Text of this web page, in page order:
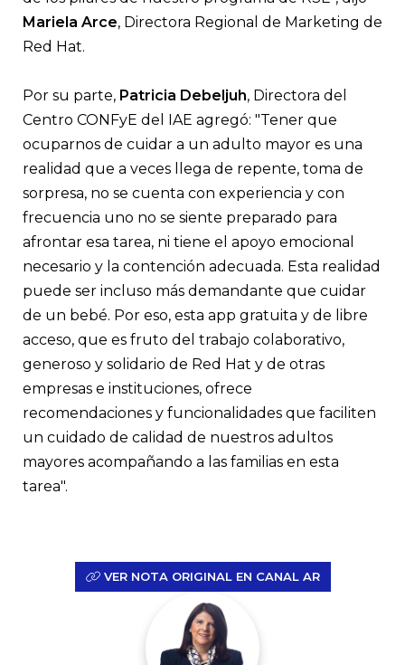
Mariela Arce, Directora Regional de Marketing de
Red Hat.
Por su parte, Patricia Debeljuh, Directora del
Centro CONFyE del IAE agregó: "Tener que
ocuparnos de cuidar a un adulto mayor es una
realidad que a veces llega de repente, toma de
sorpresa, no se cuenta con experiencia y con
frecuencia uno no se siente preparado para
afrontar esa tarea, ni tiene el apoyo emocional
necesario y la contención adecuada. Esta realidad
puede ser incluso más demandante que cuidar
de un bebé. Por eso, esta app gratuita y de libre
acceso, que es fruto del trabajo colaborativo,
generoso y solidario de Red Hat y de otras
empresas e instituciones, ofrece
recomendaciones y funcionalidades que faciliten
un cuidado de calidad de nuestros adultos
mayores acompañando a las familias en esta
tarea".
VER NOTA ORIGINAL EN CANAL AR